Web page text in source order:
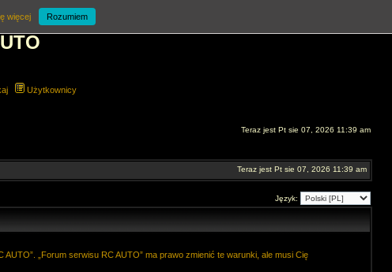
Użytkownicy
Teraz jest Pt sie 07, 2026 11:39 am
Teraz jest Pt sie 07, 2026 11:39 am
Język:
„Forum serwisu RC AUTO” ma prawo zmienić te warunki, ale musi Cię
więcej Rozumiem